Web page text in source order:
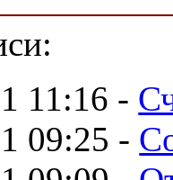
11:16 -
09:25 -